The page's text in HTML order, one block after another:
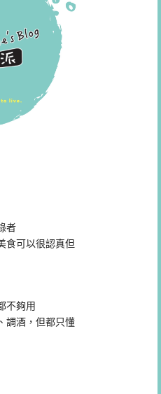
者
食可以很認真但
不夠用
調酒，但都只懂